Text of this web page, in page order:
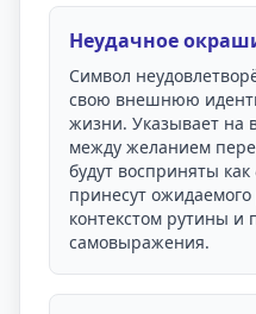
Неудачное
Символ
свою внешнюю
жизни. Указывает на
между желанием
будут восприняты
принесут ожидаемого
контекстом рутины и
самовыражения.